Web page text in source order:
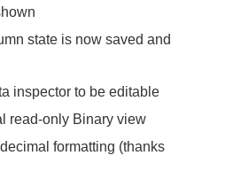
state is now saved and
inspector to be editable
read-only Binary view
formatting (thanks